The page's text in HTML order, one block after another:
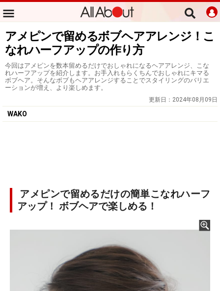
アメピンで留めるボブヘアアレンジ！こ
なれハーフアップの作り方
今回はアメピンを数本留めるだけでおしゃれになるヘアアレンジ、こな
れハーフアップを紹介します。お手入れもらくちんでおしゃれにキマる
ボブヘア。そんなボブもヘアアレンジすることでスタイリングのバリエ
ーションが増え、より楽しめます。
更新日： 2024年08月09日
WAKO
アメピンで留めるだけの簡単こなれハーフ
アップ！ ボブヘアで楽しめる！